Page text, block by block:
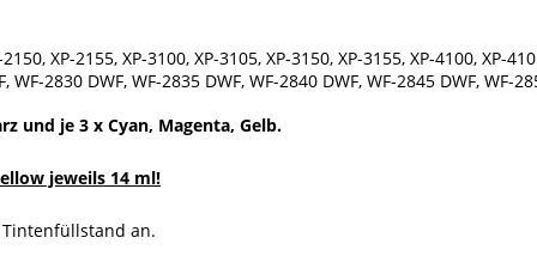
XP-2155, XP-3100, XP-3105, XP-3150, XP-3155, XP-4100, XP-
2830 DWF, WF-2835 DWF, WF-2840 DWF, WF-2845 DWF, WF-
und je 3 x Cyan, Magenta, Gelb.
jeweils 14 ml!
an.